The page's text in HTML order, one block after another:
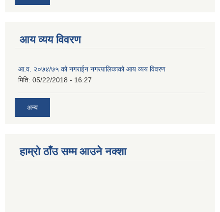
आय व्यय विवरण
आ.व. २०७४/७५ को नगराईन नगरपालिकाको आय व्यय विवरण
मिति: 05/22/2018 - 16:27
अन्य
हाम्रो ठाँउ सम्म आउने नक्शा